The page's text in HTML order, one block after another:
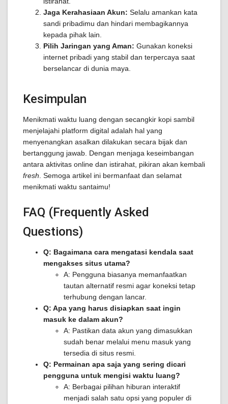
Jaga Kerahasiaan Akun: Selalu amankan kata
sandi pribadimu dan hindari membagikannya
kepada pihak lain.
Pilih Jaringan yang Aman: Gunakan koneksi
internet pribadi yang stabil dan terpercaya saat
berselancar di dunia maya.
Kesimpulan
Menikmati waktu luang dengan secangkir kopi sambil
menjelajahi platform digital adalah hal yang
menyenangkan asalkan dilakukan secara bijak dan
bertanggung jawab. Dengan menjaga keseimbangan
antara aktivitas online dan istirahat, pikiran akan kembali
fresh . Semoga artikel ini bermanfaat dan selamat
menikmati waktu santaimu!
FAQ (Frequently Asked
Questions)
Q: Bagaimana cara mengatasi kendala saat
mengakses situs utama?
A: Pengguna biasanya memanfaatkan
tautan alternatif resmi agar koneksi tetap
terhubung dengan lancar.
Q: Apa yang harus disiapkan saat ingin
masuk ke dalam akun?
A: Pastikan data akun yang dimasukkan
sudah benar melalui menu masuk yang
tersedia di situs resmi.
Q: Permainan apa saja yang sering dicari
pengguna untuk mengisi waktu luang?
A: Berbagai pilihan hiburan interaktif
menjadi salah satu opsi yang populer di